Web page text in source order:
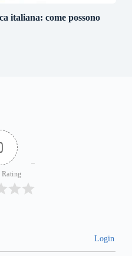
italiana: come possono
Login